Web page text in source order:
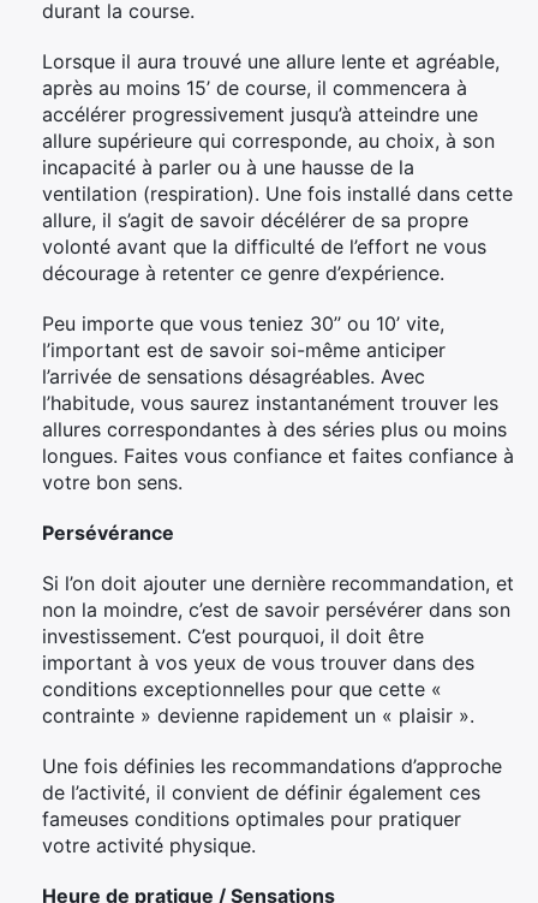
durant la course.
Lorsque il aura trouvé une allure lente et agréable,
après au moins 15’ de course, il commencera à
accélérer progressivement jusqu’à atteindre une
allure supérieure qui corresponde, au choix, à son
incapacité à parler ou à une hausse de la
ventilation (respiration). Une fois installé dans cette
allure, il s’agit de savoir décélérer de sa propre
volonté avant que la difficulté de l’effort ne vous
décourage à retenter ce genre d’expérience.
Peu importe que vous teniez 30’’ ou 10’ vite,
l’important est de savoir soi-même anticiper
l’arrivée de sensations désagréables. Avec
l’habitude, vous saurez instantanément trouver les
allures correspondantes à des séries plus ou moins
longues. Faites vous confiance et faites confiance à
votre bon sens.
Persévérance
Si l’on doit ajouter une dernière recommandation, et
non la moindre, c’est de savoir persévérer dans son
investissement. C’est pourquoi, il doit être
important à vos yeux de vous trouver dans des
conditions exceptionnelles pour que cette «
contrainte » devienne rapidement un « plaisir ».
Une fois définies les recommandations d’approche
de l’activité, il convient de définir également ces
fameuses conditions optimales pour pratiquer
votre activité physique.
Heure de pratique / Sensations